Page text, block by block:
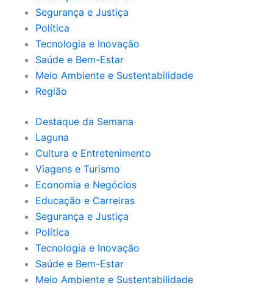
Segurança e Justiça
Política
Tecnologia e Inovação
Saúde e Bem-Estar
Meio Ambiente e Sustentabilidade
Região
Destaque da Semana
Laguna
Cultura e Entretenimento
Viagens e Turismo
Economia e Negócios
Educação e Carreiras
Segurança e Justiça
Política
Tecnologia e Inovação
Saúde e Bem-Estar
Meio Ambiente e Sustentabilidade